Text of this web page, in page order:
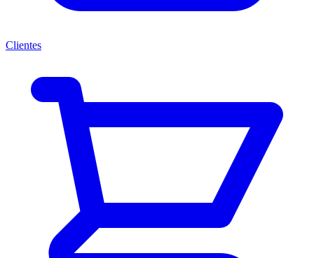
Clientes